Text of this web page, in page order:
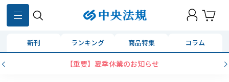
新刊 ランキング 商品特集 コラム
【重要】夏季休業のお知らせ